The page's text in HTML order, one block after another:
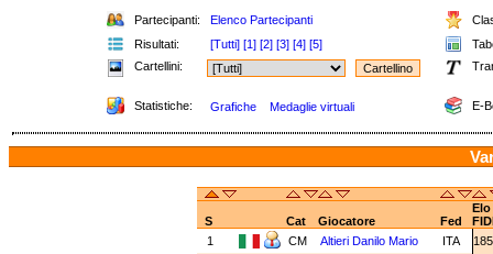
Partecipanti: Elenco Partecipanti
Risultati:
[Tutti] [1] [2] [3] [4] [5]
Cartellini:
Statistiche: Grafiche Medaglie virtuali E-
Elo
S
Cat Giocatore Fed
1
CM Altieri Danilo Mario ITA